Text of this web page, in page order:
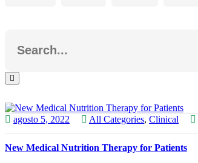
agosto 5, 2022 All Categories, Clinical
New Medical Nutrition Therapy for Patients